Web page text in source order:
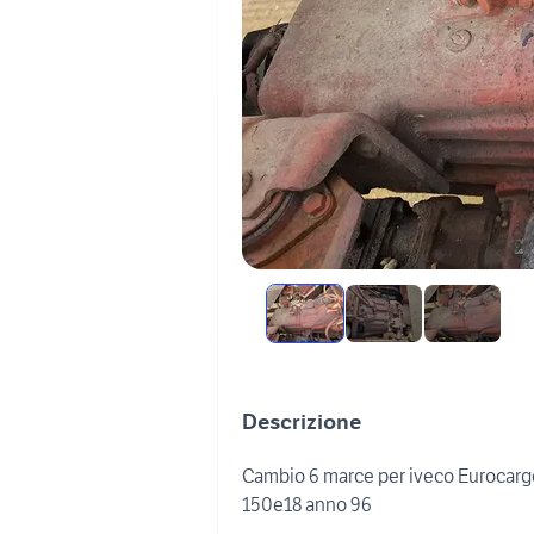
Descrizione
Cambio 6 marce per iveco
150e18 anno 96